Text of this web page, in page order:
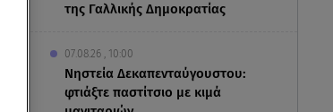
της Γαλλικής Δημοκρατίας
07.08.26 , 10:00
Νηστεία Δεκαπενταύγουστου:
φτιάξτε παστίτσιο με κιμά